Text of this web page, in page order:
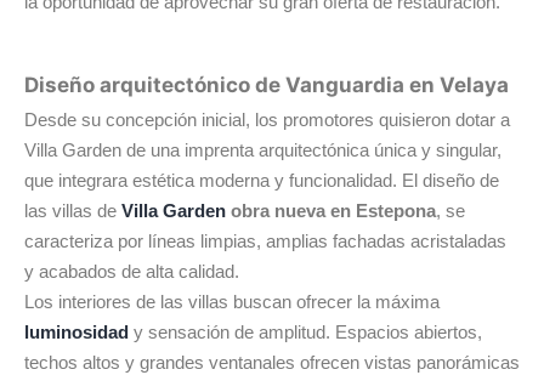
Diseño arquitectónico de Vanguardia en Velaya
Desde su concepción inicial, los promotores quisieron dotar a
Villa Garden de una imprenta arquitectónica única y singular,
que integrara estética moderna y funcionalidad. El diseño de
las villas de Villa Garden obra nueva en Estepona, se
caracteriza por líneas limpias, amplias fachadas acristaladas
y acabados de alta calidad.
Los interiores de las villas buscan ofrecer la máxima
luminosidad y sensación de amplitud. Espacios abiertos,
techos altos y grandes ventanales ofrecen vistas panorámicas